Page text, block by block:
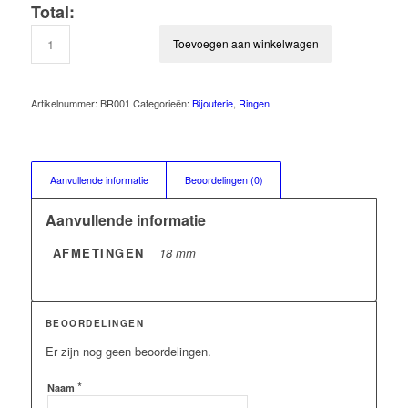
Total:
Toevoegen aan winkelwagen
Artikelnummer: BR001 Categorieën: Bijouterie, Ringen
Aanvullende informatie Beoordelingen (0)
Aanvullende informatie
AFMETINGEN 18 mm
BEOORDELINGEN
Er zijn nog geen beoordelingen.
Naam *